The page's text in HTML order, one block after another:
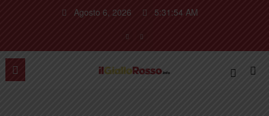
Agosto 6, 2026 5:31:55 AM